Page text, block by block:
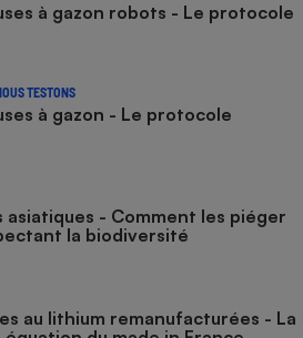
à gazon robots - Le protocole
TESTONS
à gazon - Le protocole
asiatiques - Comment les piéger
la biodiversité
au lithium remanufacturées - La